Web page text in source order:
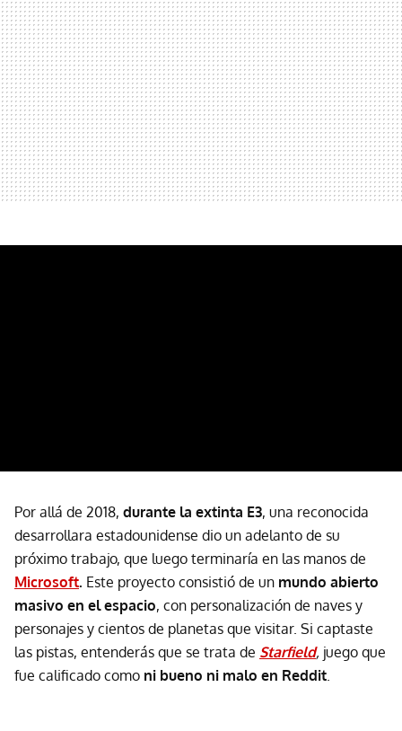
Por allá de 2018, durante la extinta E3, una reconocida
desarrollara estadounidense dio un adelanto de su
próximo trabajo, que luego terminaría en las manos de
Microsoft. Este proyecto consistió de un mundo abierto
masivo en el espacio, con personalización de naves y
personajes y cientos de planetas que visitar. Si captaste
las pistas, entenderás que se trata de Starfield, juego que
fue calificado como ni bueno ni malo en Reddit.